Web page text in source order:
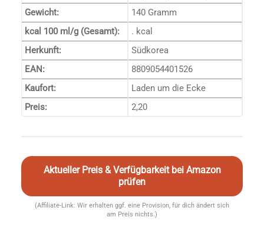
Gewicht:
140 Gramm
kcal 100 ml/g (Gesamt):
. kcal
Herkunft:
Südkorea
EAN:
8809054401526
Kaufort:
Laden um die Ecke
Preis:
2,20
Aktueller Preis & Verfügbarkeit bei Amazon
prüfen
(Affiliate-Link: Wir erhalten ggf. eine Provision, für dich ändert sich
am Preis nichts.)